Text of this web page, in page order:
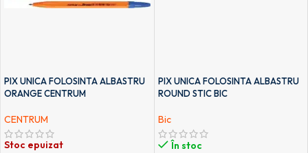
PIX UNICA FOLOSINTA ALBASTRU
ORANGE CENTRUM
CENTRUM
Stoc epuizat
PIX UNICA FOLOSINTA ALBASTRU
ROUND STIC BIC
Bic
În stoc